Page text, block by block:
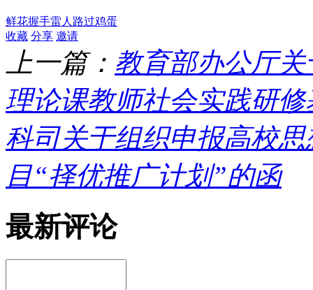
鲜花握手雷人 路过鸡蛋
收藏 分享 邀请
上一篇： 教育部办公厅
理论课教师社会实践研
科司关于组织申报高校
目“择优推广计划”的函
最新评论